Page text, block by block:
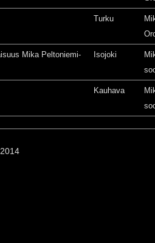
Turku
Mika Peltoniemi-
Isojoki
Kauhava